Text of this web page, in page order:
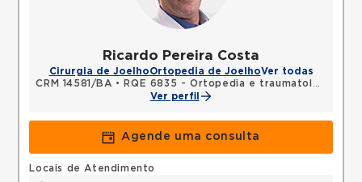
Ricardo Pereira Costa
Cirurgia de JoelhoOrtopedia de JoelhoVer todas
CRM 14581/BA •
RQE 6835 - Ortopedia e traumatologia
Ver perfil
Agende uma consulta
Locais de Atendimento